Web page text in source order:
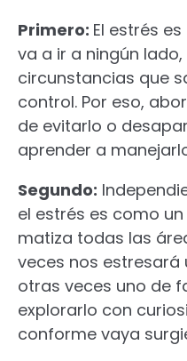
Primero: El estrés
va a ir a ningún
circunstancias que
control. Por eso,
de evitarlo o
aprender a
Segundo:
el estrés es como
matiza todas las
veces nos
otras veces uno de
explorarlo con
conforme vaya